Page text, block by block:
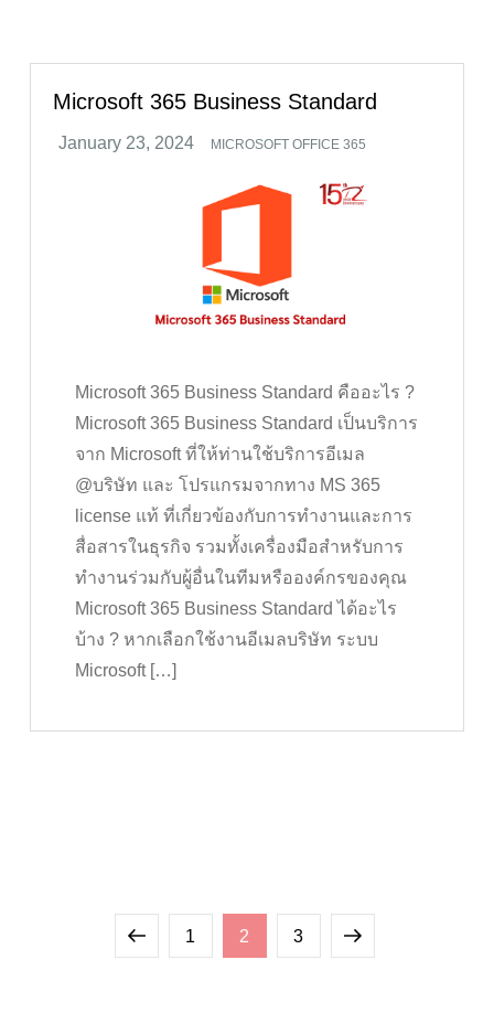
Microsoft 365 Business Standard
MICROSOFT OFFICE 365
Microsoft 365 Business Standard คืออะไร ?
Microsoft 365 Business Standard เป็นบริการ
จาก Microsoft ที่ให้ท่านใช้บริการอีเมล
@บริษัท และ โปรแกรมจากทาง MS 365
license แท้ ที่เกี่ยวข้องกับการทำงานและการ
สื่อสารในธุรกิจ รวมทั้งเครื่องมือสำหรับการ
ทำงานร่วมกับผู้อื่นในทีมหรือองค์กรของคุณ
Microsoft 365 Business Standard ได้อะไร
บ้าง ? หากเลือกใช้งานอีเมลบริษัท ระบบ
Microsoft […]
Previous
Page
1 Page
2 Page
3 Next